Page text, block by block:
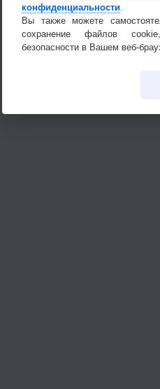
конфиденциальности.
Вы также можете
сохранение файлов
безопасности в Вашем веб-